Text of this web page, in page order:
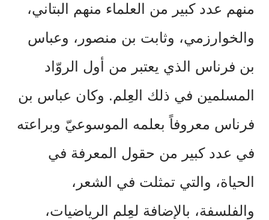
منهم عدد كبير من العلماء منهم البتاني،
والخوارزمي، وثابت بن منصور، وعباس
بن فرناس الذي يعتبر من أول الروّاد
المسلمين في ذلك العِلم. وكان عباس بن
فرناس معروفاً بعلمه الموسوعيّ وبراعته
في عدد كبير من حقول المعرفة في
الحياة، والتي تمثلت في الشعر،
والفلسفة، بالإضافة لعِلم الرياضيات،